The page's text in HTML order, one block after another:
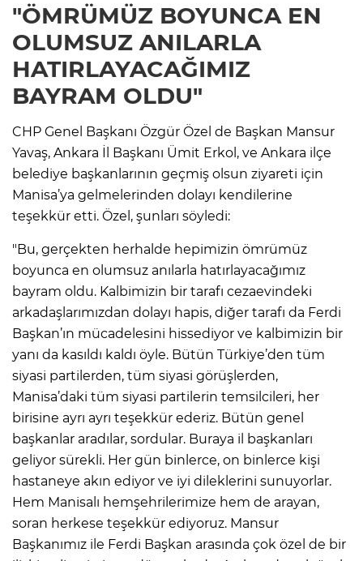
"ÖMRÜMÜZ BOYUNCA EN
OLUMSUZ ANILARLA
HATIRLAYACAĞIMIZ
BAYRAM OLDU"
CHP Genel Başkanı Özgür Özel de Başkan Mansur
Yavaş, Ankara İl Başkanı Ümit Erkol, ve Ankara ilçe
belediye başkanlarının geçmiş olsun ziyareti için
Manisa’ya gelmelerinden dolayı kendilerine
teşekkür etti. Özel, şunları söyledi:
"Bu, gerçekten herhalde hepimizin ömrümüz
boyunca en olumsuz anılarla hatırlayacağımız
bayram oldu. Kalbimizin bir tarafı cezaevindeki
arkadaşlarımızdan dolayı hapis, diğer tarafı da Ferdi
Başkan’ın mücadelesini hissediyor ve kalbimizin bir
yanı da kasıldı kaldı öyle. Bütün Türkiye’den tüm
siyasi partilerden, tüm siyasi görüşlerden,
Manisa’daki tüm siyasi partilerin temsilcileri, her
birisine ayrı ayrı teşekkür ederiz. Bütün genel
başkanlar aradılar, sordular. Buraya il başkanları
geliyor sürekli. Her gün binlerce, on binlerce kişi
hastaneye akın ediyor ve iyi dileklerini sunuyorlar.
Hem Manisalı hemşehrilerimize hem de arayan,
soran herkese teşekkür ediyoruz. Mansur
Başkanımız ile Ferdi Başkan arasında çok özel de bir